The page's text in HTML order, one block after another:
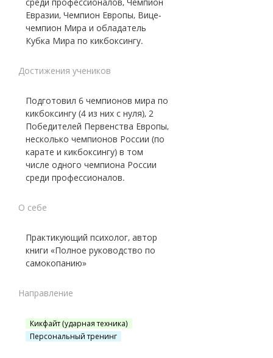
Евразии, Чемпион Европы, Вице-
чемпион Мира и обладатель
Кубка Мира по кикбоксингу.
Достижения учеников
Подготовил 6 чемпионов мира по
кикбоксингу (4 из них с нуля), 2
Победителей Первенства Европы,
несколько чемпионов России (по
карате и кикбоксингу) в том
числе одного чемпиона России
среди профессионалов.
О себе
Практикующий психолог, автор
книги «Полное руководство по
самокопанию»
Направление
Кикфайт (ударная техника)
Персональный тренинг